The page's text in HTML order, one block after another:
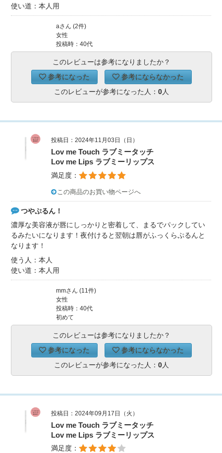
使い道：本人用
aさん (2件)
女性
投稿時：40代
このレビューは参考になりましたか？
参考になった
参考にならなかった
このレビューが参考になった人： 0人
投稿日：2024年11月03日（日）
Lov me Touch ラブミータッチ
Lov me Lips ラブミーリップス
満足度：
この商品のお買い物ページへ
つやぷるん！
濃厚な美容液が唇にしっかりと密着して、まるでパックしてい
るみたいになります！夜付けると翌朝は唇がふっくらぷるんと
なります！
使う人：本人
使い道：本人用
mmさん (11件)
女性
投稿時：40代
初めて
このレビューは参考になりましたか？
参考になった
参考にならなかった
このレビューが参考になった人： 0人
投稿日：2024年09月17日（火）
Lov me Touch ラブミータッチ
Lov me Lips ラブミーリップス
満足度：